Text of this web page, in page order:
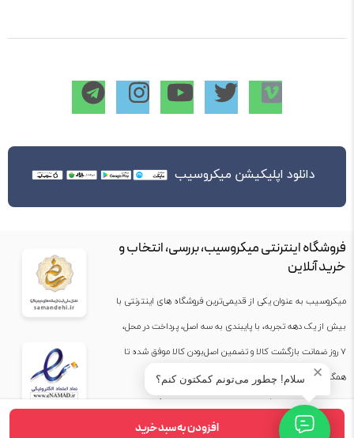
افزودن به سبد خرید
دانلود اپلیکیشن میکروسیب
فروشگاه اینترنتی میکروسیب، بررسی، انتخاب و
خرید آنلاین
میکروسیب به عنوان یکی از قدیمی‌ترین فروشگاه های اینترنتی با
بیش از یک دهه تجربه، با پایبندی به سه اصل، پرداخت در محل،
۷ روز ضمانت بازگشت کالا و تضمین اصل‌بودن کالا موفق شده تا
همگام با فروشگاه‌های معتبر جهان، به بزرگ‌ترین فروشگاه
اینترنتی ایران تبدیل شود. به محض ورود به سایت میکروسیب با
دنیایی از کالا رو به رو می‌شوید! هر آنچه که نیاز دارید و به ذهن
✕ سلام! چطور می‌تونم کمکتون کنم؟